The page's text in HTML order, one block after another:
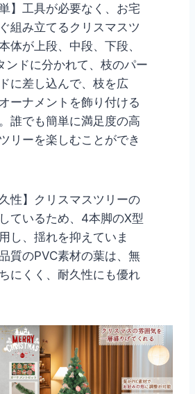
】工具が必要なく、お宅
組み立てるクリスマスツ
体が上段、中段、下段、
ンドに分かれて、枝のパー
に差し込んで、枝を広
ーナメントを飾り付ける
誰でも簡単に満足度の高
リーを楽しむことができ
性】クリスマスツリーの
ているため、4本脚のX型
し、揺れを抑えていま
質のPVC素材の葉は、無
にくく、耐久性にも優れ